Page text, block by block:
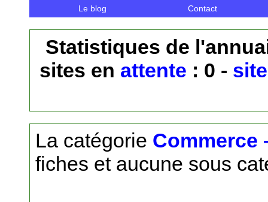
Le blog
Contact
Statistiques de
sites en attente : 0 -
La catégorie Commerce
fiches et aucune sous